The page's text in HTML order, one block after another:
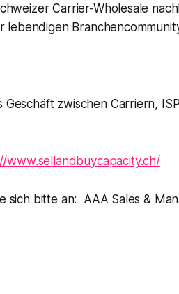
Carrier-Wholesale
lebendigen
Geschäft zwischen Carriern,
www.sellandbuycapacity.ch/
sich bitte an: AAA Sales &